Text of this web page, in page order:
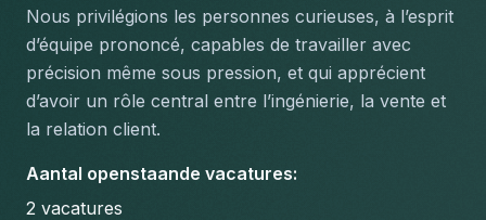
Nous privilégions les personnes curieuses, à l’esprit
d’équipe prononcé, capables de travailler avec
précision même sous pression, et qui apprécient
d’avoir un rôle central entre l’ingénierie, la vente et
la relation client.
Aantal openstaande vacatures:
2 vacatures